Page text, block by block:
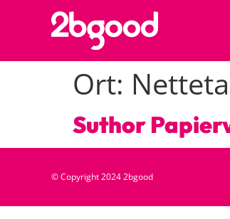
Ort:
Suthor
© Copyright 2024 2bgood